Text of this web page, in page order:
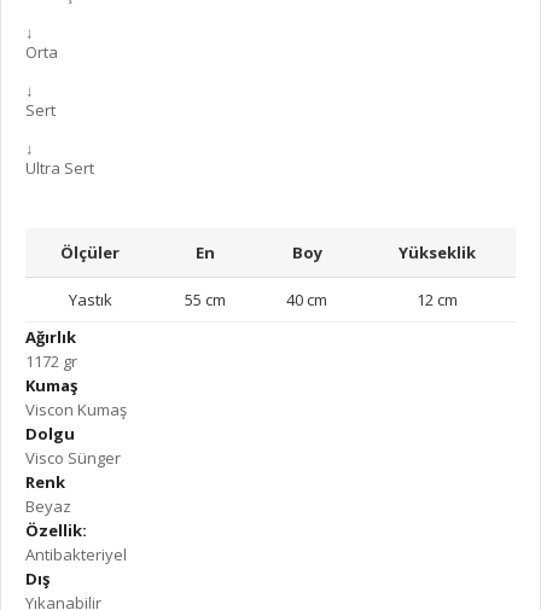
↓
Orta
↓
Sert
↓
Ultra Sert
Ölçüler En Boy Yükseklik
Yastık 55 cm 40 cm
12 cm
Ağırlık
1172 gr
Kumaş
Viscon Kumaş
Dolgu
Visco Sünger
Renk
Beyaz
Özellik:
Antibakteriyel
Dış
Yıkanabilir